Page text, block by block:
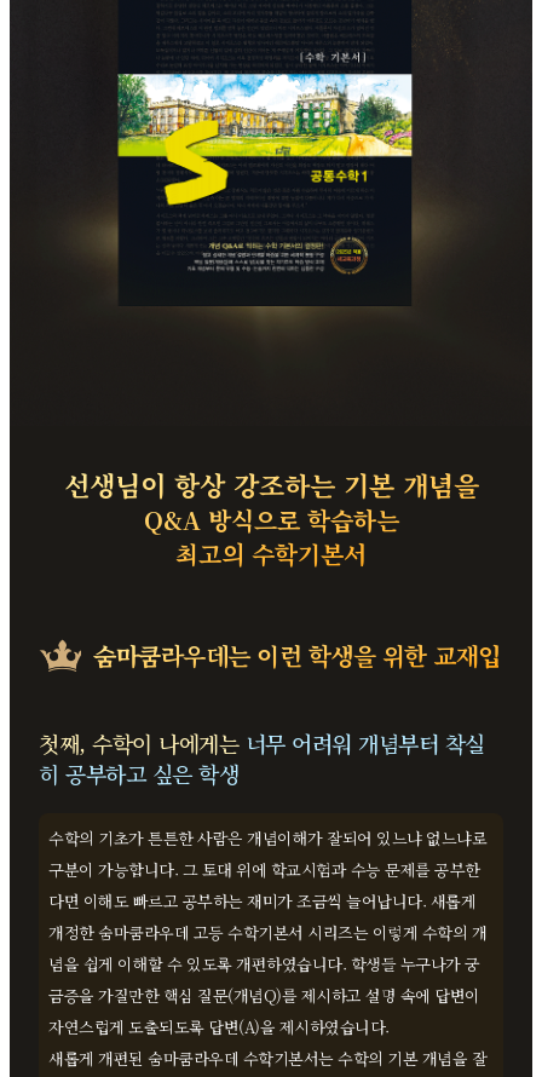
선생님이 항상 강조하는 기본 개념을
Q&A 방식으로 학습하는
최고의 수학기본서
숨마쿰라우데는이런 학생을 위한 교재입
첫째, 수학이 나에게는 너무 어려워 개념부터 착실
히 공부하고 싶은 학생
수학의 기초가 튼튼한 사람은 개념이해가 잘되어 있느냐 없느냐로
구분이 가능합니다. 그 토대 위에 학교시험과 수능 문제를 공부한
다면 이해도 빠르고 공부하는 재미가 조금씩 늘어납니다. 새롭게
개정한 숨마쿰라우데 고등 수학기본서 시리즈는 이렇게 수학의 개
념을 쉽게 이해할 수 있도록 개편하였습니다. 학생들 누구나가 궁
금증을 가질만한 핵심 질문(개념Q)를 제시하고 설명 속에 답변이
자연스럽게 도출되도록 답변(A)을 제시하였습니다.
새롭게 개편된 숨마쿰라우데 수학기본서는 수학의 기본 개념을 잘